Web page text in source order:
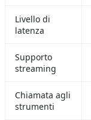
Livello di
latenza
Supporto
streaming
Chiamata agli
strumenti